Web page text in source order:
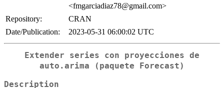
<fmgarciadiaz78@gmail.com>
Repository:
CRAN
Date/Publication:
2023-05-31 06:00:02 UTC
Extender series con proyecciones de
auto.arima (paquete Forecast)
Description